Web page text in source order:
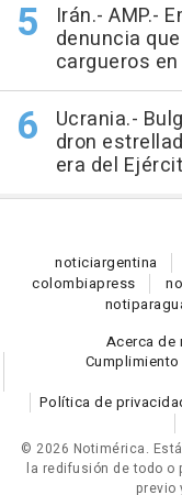
Irán.- AMP.-
denuncia
cargueros
Ucrania.-
dron
era del
noticiargentina
colombiapress
noti
Acerca de
Política de
© 2026 Notimérica.
la redifusión de todo o
previo